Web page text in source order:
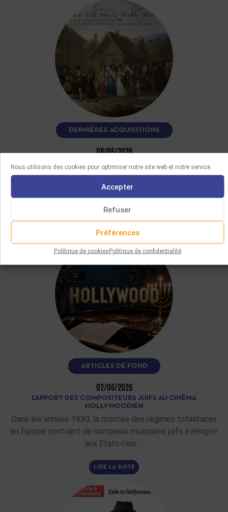
Nous utilisons des cookies pour optimiser notre site web et notre service.
Accepter
Refuser
Préférences
Politique de cookiesPolitique de confidentialité
DERNIÈRES ACQUISITIONS
08/06/2026
Ce CD, interprété par le clarinettiste Angelo Baselli et
l’accordéoniste Gianluca Casadei, restitue plus d’une
quinzaine de mélodies yiddish et…
LIRE LA SUITE
ARTICLES DE FOND
02/06/2026
L’APPORT DES COMPOSITEURS JUIFS AU CINÉMA
HOLLYWOODIEN
Dans les années 1930, la montée des régimes totalitaires
en Europe contraint de nombreux musiciens juifs à émigrer
aux Etats-Unis.…
LIRE LA SUITE